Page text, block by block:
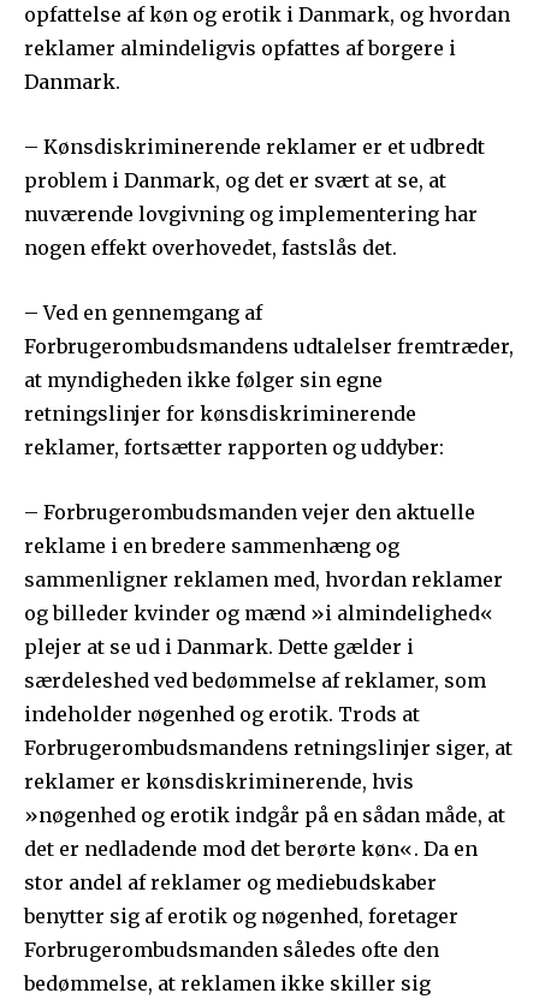
opfattelse af køn og erotik i Danmark, og hvordan
reklamer almindeligvis opfattes af borgere i
Danmark.
– Kønsdiskriminerende reklamer er et udbredt
problem i Danmark, og det er svært at se, at
nuværende lovgivning og implementering har
nogen effekt overhovedet, fastslås det.
– Ved en gennemgang af
Forbrugerombudsmandens udtalelser fremtræder,
at myndigheden ikke følger sin egne
retningslinjer for kønsdiskriminerende
reklamer, fortsætter rapporten og uddyber:
– Forbrugerombudsmanden vejer den aktuelle
reklame i en bredere sammenhæng og
sammenligner reklamen med, hvordan reklamer
og billeder kvinder og mænd »i almindelighed«
plejer at se ud i Danmark. Dette gælder i
særdeleshed ved bedømmelse af reklamer, som
indeholder nøgenhed og erotik. Trods at
Forbrugerombudsmandens retningslinjer siger, at
reklamer er kønsdiskriminerende, hvis
»nøgenhed og erotik indgår på en sådan måde, at
det er nedladende mod det berørte køn«. Da en
stor andel af reklamer og mediebudskaber
benytter sig af erotik og nøgenhed, foretager
Forbrugerombudsmanden således ofte den
bedømmelse, at reklamen ikke skiller sig